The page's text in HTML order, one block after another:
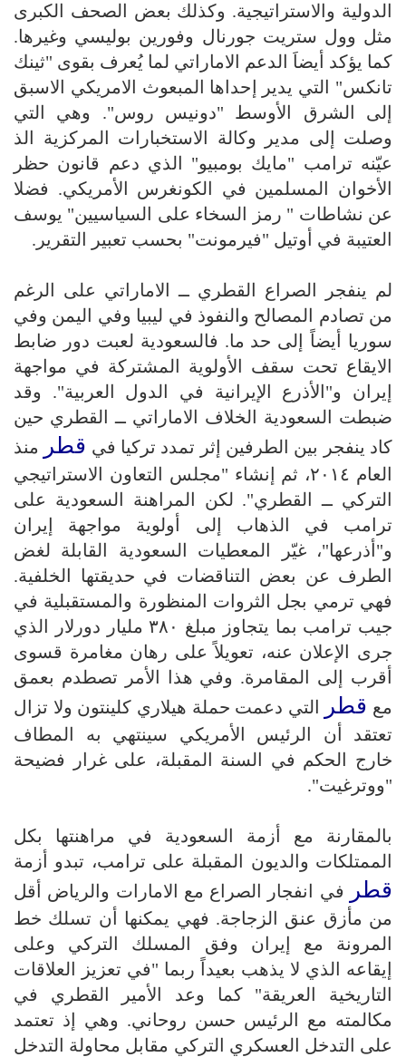
الدولية والاستراتيجية. وكذلك بعض الصحف الكبرى
مثل وول ستريت جورنال وفورين بوليسي وغيرها.
كما يؤكد أيضاَ الدعم الاماراتي لما يُعرف بقوى "ثينك
تانكس" التي يدير إحداها المبعوث الامريكي الاسبق
إلى الشرق الأوسط "دونيس روس". وهي التي
وصلت إلى مدير وكالة الاستخبارات المركزية الذ
عيّنه ترامب "مايك بومبيو" الذي دعم قانون حظر
الأخوان المسلمين في الكونغرس الأمريكي. فضلا
عن نشاطات " رمز السخاء على السياسيين" يوسف
العتيبة في أوتيل "فيرمونت" بحسب تعبير التقرير.
لم ينفجر الصراع القطري ــ الاماراتي على الرغم
من تصادم المصالح والنفوذ في ليبيا وفي اليمن وفي
سوريا أيضاً إلى حد ما. فالسعودية لعبت دور ضابط
الايقاع تحت سقف الأولوية المشتركة في مواجهة
إيران و"الأذرع الإيرانية في الدول العربية". وقد
ضبطت السعودية الخلاف الاماراتي ــ القطري حين
كاد ينفجر بين الطرفين إثر تمدد تركيا في قطر
منذ
العام ۲۰۱٤، ثم إنشاء "مجلس التعاون الاستراتيجي
التركي ــ القطري". لكن المراهنة السعودية على
ترامب في الذهاب إلى أولوية مواجهة إيران
و"أذرعها"، غيّر المعطيات السعودية القابلة لغض
الطرف عن بعض التناقضات في حديقتها الخلفية.
فهي ترمي بجل الثروات المنظورة والمستقبلية في
جيب ترامب بما يتجاوز مبلغ ۳۸۰ مليار دورلار الذي
جرى الإعلان عنه، تعويلاً على رهان مغامرة قسوى
أقرب إلى المقامرة. وفي هذا الأمر تصطدم بعمق
مع قطر
التي دعمت حملة هيلاري كلينتون ولا تزال
تعتقد أن الرئيس الأمريكي سينتهي به المطاف
خارج الحكم في السنة المقبلة، على غرار فضيحة
"ووترغيت".
بالمقارنة مع أزمة السعودية في مراهنتها بكل
الممتلكات والديون المقبلة على ترامب، تبدو أزمة
قطر
في انفجار الصراع مع الامارات والرياض أقل
من مأزق عنق الزجاجة. فهي يمكنها أن تسلك خط
المرونة مع إيران وفق المسلك التركي وعلى
إيقاعه الذي لا يذهب بعيداً ربما "في تعزيز العلاقات
التاريخية العريقة" كما وعد الأمير القطري في
مكالمته مع الرئيس حسن روحاني. وهي إذ تعتمد
على التدخل العسكري التركي مقابل محاولة التدخل